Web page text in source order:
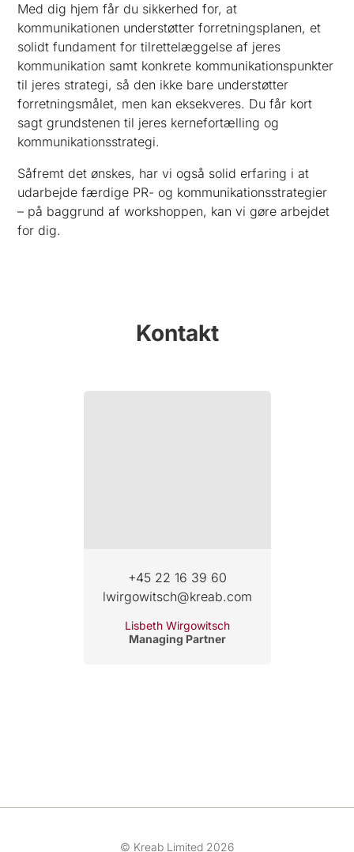
Med dig hjem får du sikkerhed for, at
kommunikationen understøtter forretningsplanen, et
solidt fundament for tilrettelæggelse af jeres
kommunikation samt konkrete kommunikationspunkter
til jeres strategi, så den ikke bare understøtter
forretningsmålet, men kan eksekveres. Du får kort
sagt grundstenen til jeres kernefortælling og
kommunikationsstrategi.
Såfremt det ønskes, har vi også solid erfaring i at
udarbejde færdige PR- og kommunikationsstrategier
– på baggrund af workshoppen, kan vi gøre arbejdet
for dig.
Kontakt
+45 22 16 39 60
lwirgowitsch@kreab.com
Lisbeth Wirgowitsch
Managing Partner
© Kreab Limited 2026